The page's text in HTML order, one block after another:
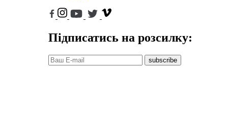
Підписатись на розсилку:
subscribe